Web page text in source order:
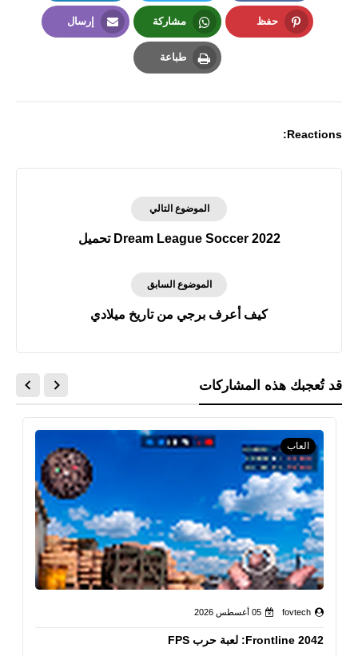
Facebook
Twitter
LinkedIn
حفظ مشاركة
Whatsapp
إرسال
طباعة
Reactions:
الموضوع التالي
Dream League Soccer 2022 تحميل
الموضوع السابق
كيف أعرف برجي من تاريخ ميلادي
قد تُعجبك هذه المشاركات
العاب
fovtech 05 أغسطس 2026
Frontline 2042: لعبة حرب FPS